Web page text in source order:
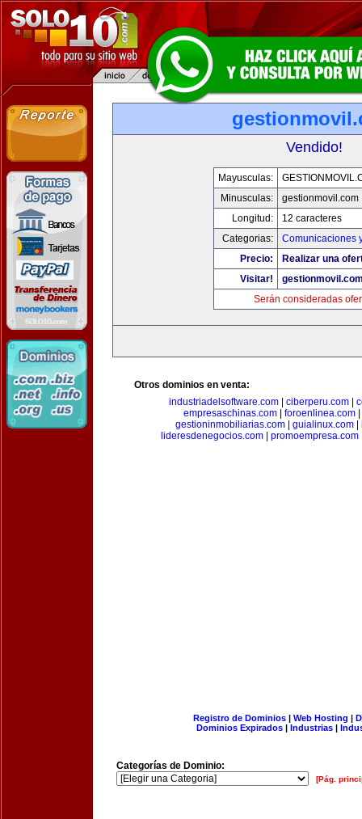
Vendido!
Mayusculas:
Minusculas:
gestionmovil.com
Longitud:
12 caracteres
Categorias:
Comunicaciones
Precio:
Realizar una
Visitar!
Serán consideradas
Otros dominios en venta:
industriadelsoftware.com| ciberperu.com|
empresaschinas.com| foroenlinea.com|
gestioninmobiliarias.com| guialinux.com|
lideresdenegocios.com
promoempresa.com
Registro de Dominios| Web Hosting |
Dominios Expirados | Industrias |
Categorías de Dominio:
[Pág.